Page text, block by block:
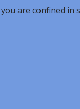
are confined in